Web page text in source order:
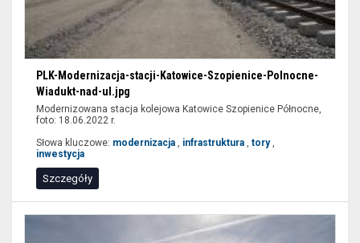
ekranu
(sekcja
lokalizacja).
wyświetlić
zawężone
wyniki
wyszukiwania
można
wypełnić
tylko
PLK-Modernizacja-stacji-Katowice-Szopienice-Polnocne-
Wiadukt-nad-ul.jpg
Modernizowana stacja kolejowa Katowice Szopienice Północne,
foto: 18.06.2022 r.
Słowa kluczowe: modernizacja , infrastruktura , tory,
inwestycja
Szczegóły